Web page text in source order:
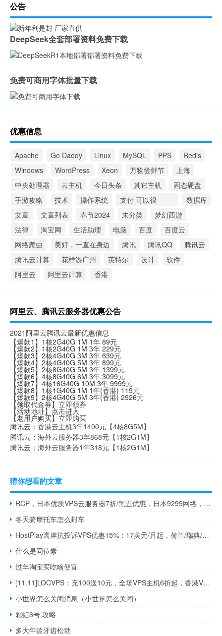
公告
DeepSeek全套部署资料免费下载
免费可商用字体批量下载
优惠信息
Apache Go Daddy Linux MySQL PPS
Redis
Windows
WordPress Xeon 万物尝鲜节
上海
中央处理器
云主机 今日头条 其它主机
固态硬盘
手游攻略
技术 操作系统 支付 可以很 ____
数据库
文章
文章列表 春节2024 未分类
梦幻西游
法律
淘宝网 生活助理 电脑 百度
百度云
网络爬虫
美好，一直在身边 腾讯 腾讯QQ
腾讯云
腾讯云计算
花样游广州 英特尔 设计
软件
阿里云
阿里云计算 香港
阿里云、腾讯云服务器优惠公告
2021阿里云腾讯云最新优惠信息
【爆款1】1核2G40G 1M 1年 89元
【爆款2】1核2G40G 1M 3年 229元
【爆款3】2核4G40G 3M 3年 639元
【爆款4】2核4G40G 5M 3年 899元
【爆款5】2核8G40G 5M 3年 1399元
【爆款6】4核8G40G 6M 3年 3099元
【爆款7】4核16G40G 10M 3年 9999元
【爆款8】1核1G40G 1M 1年(香港) 119元
【爆款9】2核4G40G 5M 3年(香港) 2926元
【领取代金券】 立即领券
【活动地址】 点击进入
【老用户购买】立即购买
腾讯云： 香港云主机3年1400元【4核8G5M】
腾讯云： 海外云服务器3年868元【1核2G1M】
腾讯云： 海外云服务器1年318元【1核2G1M】
猜你想看的文章
RCP，日本优质VPS云服务器7折/黑五优惠，日本9299网络，KVM虚拟/1核1G内存100Mbps带宽19.99美元/年
冬天骑摩托车怎么封车
HostPlay离岸抗投诉VPS优惠15%：17美元/月起，荷兰/瑞典/保加利亚/俄罗斯机房
什么是同位素
过年淘宝买吃啥便宜
[11.11]LOCVPS：充100送10元，全场VPS主机6折起，香港VPS月付22元起
小世界怎么关闭消息（小世界怎么关闭）
彩虹6号 攻略
多大年龄牙齿松动